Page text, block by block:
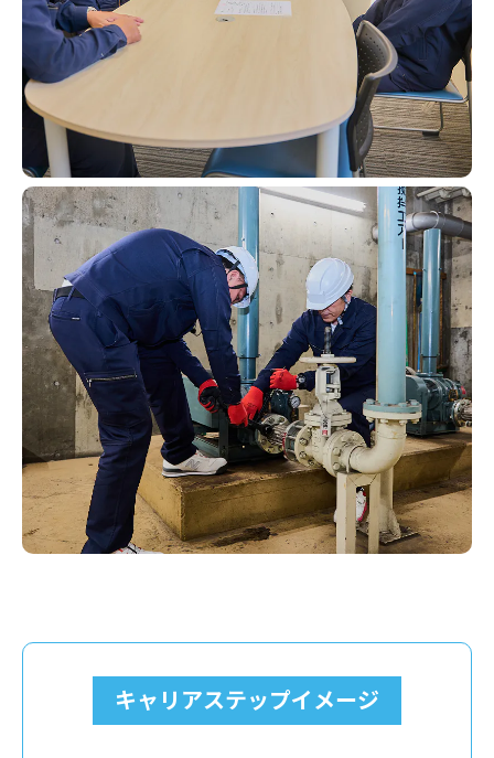
キャリアステップイメージ